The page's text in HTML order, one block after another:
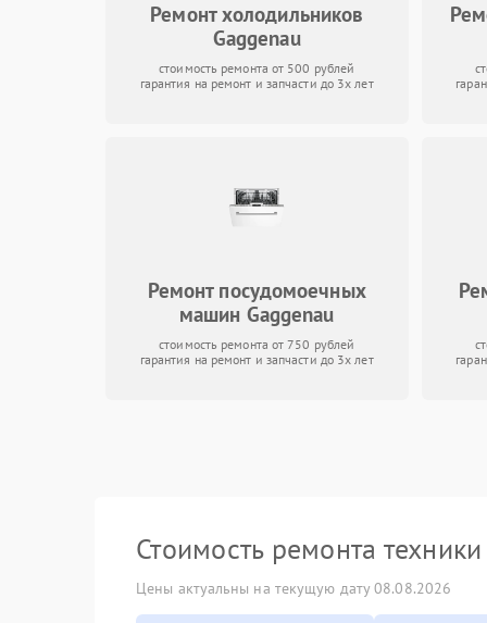
Ремонт холодильников
Gaggenau
стоимость ремонта от 500 рублей
гарантия на ремонт и запчасти до 3х лет
Ремонт посудомоечных
машин Gaggenau
стоимость ремонта от 750 рублей
гарантия на ремонт и запчасти до 3х лет
Стоимость ремонта
Цены актуальны на текущую дату 08.08.2026